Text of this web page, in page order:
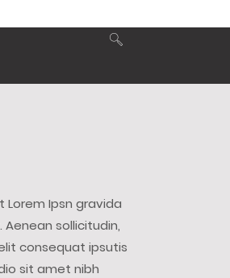
Lorem Ipsn gravida
sollicitudin,
consequat ipsutis
sit amet nibh